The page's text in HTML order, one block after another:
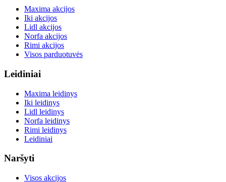
Maxima akcijos
Iki akcijos
Lidl akcijos
Norfa akcijos
Rimi akcijos
Visos parduotuvės
Leidiniai
Maxima leidinys
Iki leidinys
Lidl leidinys
Norfa leidinys
Rimi leidinys
Leidiniai
Naršyti
Visos akcijos